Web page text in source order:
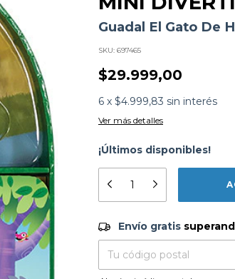
Guadal El Gato De
SKU: 697465
$29.999,00
6 x $4.999,83 sin interés
Ver más detalles
¡Últimos disponibles!
Envío gratis
Entregas para el CP:
Envío gratis